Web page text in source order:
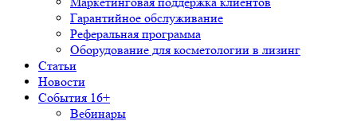
Гарантийное обслуживание
Реферальная программа
Оборудование для косметологии в лизинг
Статьи
Новости
События 16+
Вебинары